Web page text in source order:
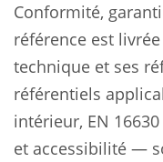
Conformité,
référence est
technique et ses
référentiels
intérieur, EN
et accessibilité —